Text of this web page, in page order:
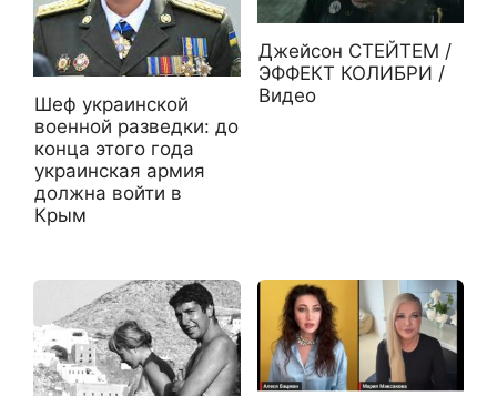
Шеф украинской
военной разведки: до
конца этого года
украинская армия
должна войти в
Крым
Джейсон СТЕЙТЕМ /
ЭФФЕКТ КОЛИБРИ /
Видео